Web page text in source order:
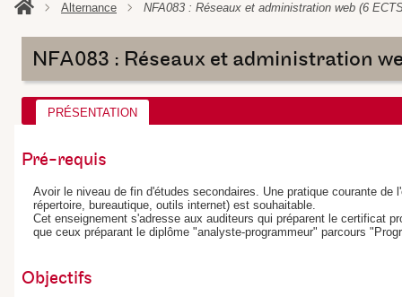
Alternance NFA083 : Réseaux et administration web (6
NFA083 : Réseaux et administration
PRÉSENTATION
Pré-requis
Avoir le niveau de fin d'études secondaires. Une pratique courante de
répertoire, bureautique, outils internet) est souhaitable.
Cet enseignement s'adresse aux auditeurs qui préparent le certificat
que ceux préparant le diplôme "analyste-programmeur" parcours
Objectifs